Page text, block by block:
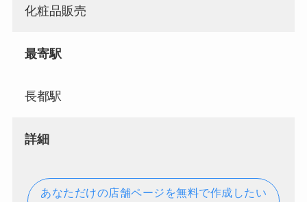
化粧品販売
最寄駅
長都駅
詳細
あなただけの店舗ページを無料で作成したい